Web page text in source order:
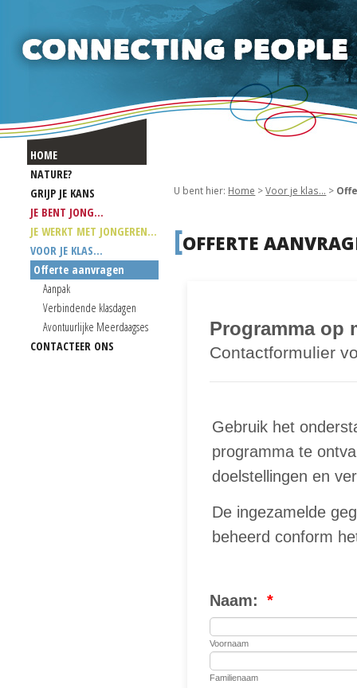
HOME
NATURE?
GRIJP JE KANS
JE BENT JONG...
JE WERKT MET JONGEREN...
VOOR JE KLAS...
Offerte aanvragen
Aanpak
Verbindende klasdagen
Avontuurlijke Meerdaagses
CONTACTEER ONS
U bent hier: Home >Voor je klas... >
[OFFERTE